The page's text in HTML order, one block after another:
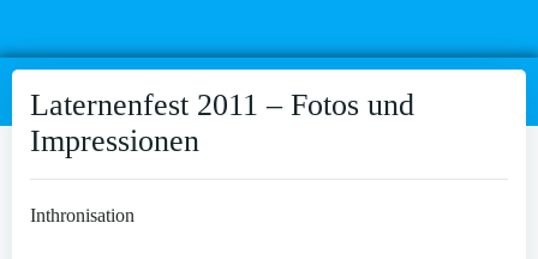
Laternenfest 2011 – Fotos und
Impressionen
Inthronisation